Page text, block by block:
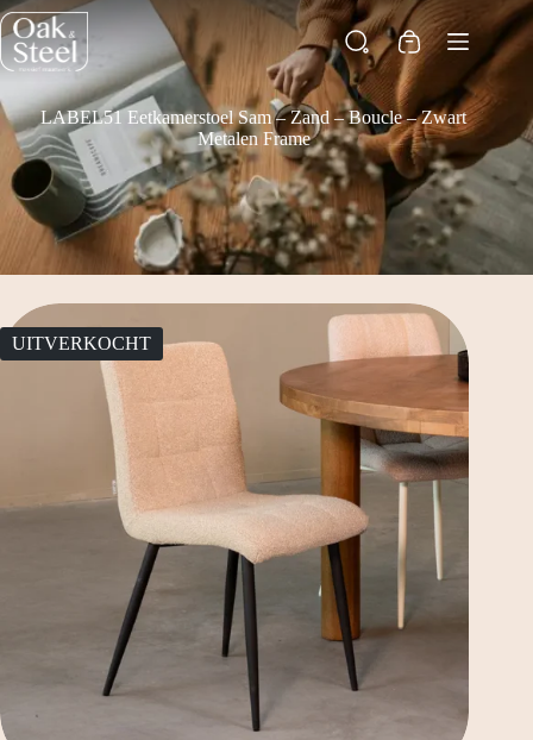
Ga
naar
de
inhoud
Winkelwagen
LABEL51 Eetkamerstoel Sam – Zand – Boucle – Zwart
Metalen Frame
UITVERKOCHT